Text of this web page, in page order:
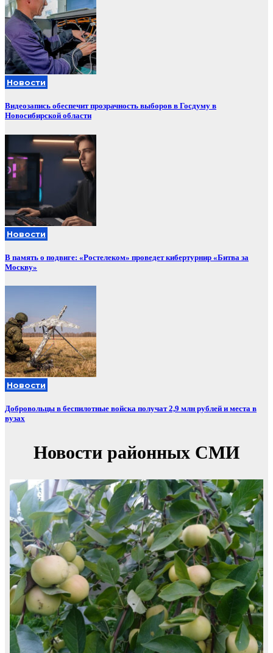
Новости
Видеозапись обеспечит прозрачность выборов в Госдуму в
Новосибирской области
Новости
В память о подвиге: «Ростелеком» проведет кибертурнир «Битва за
Москву»
Новости
Добровольцы в беспилотные войска получат 2,9 млн рублей и места в
вузах